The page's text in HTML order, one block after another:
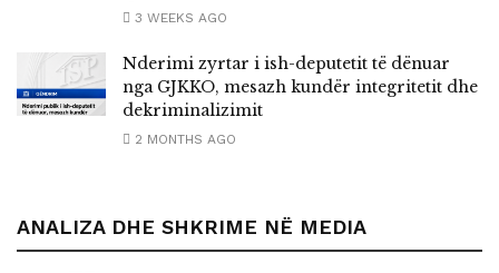
3 WEEKS AGO
Nderimi zyrtar i ish-deputetit të dënuar
nga GJKKO, mesazh kundër integritetit dhe
dekriminalizimit
2 MONTHS AGO
ANALIZA DHE SHKRIME NË MEDIA